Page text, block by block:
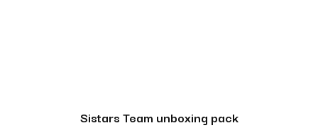
Sistars Team unboxing pack